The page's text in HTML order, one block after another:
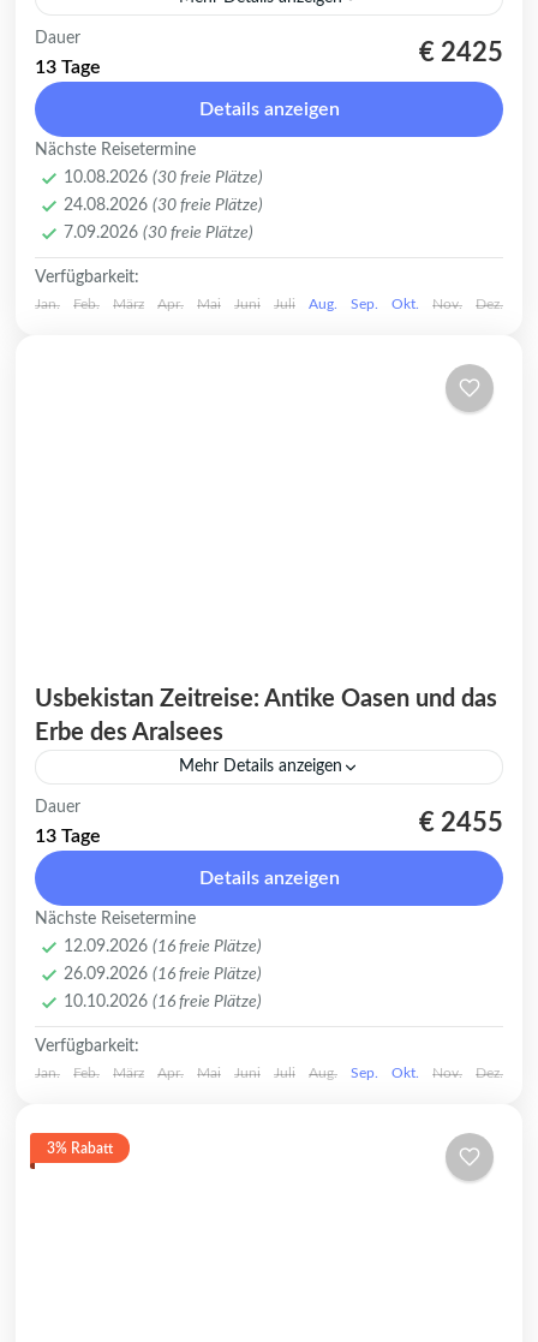
Usbekistan an der Seidenstraße: Eine
Reise durch Geschichte, Kultur und
atemberaubende Landschaften Entdecken
Sie die Schönheit und Faszination von
Usbekistan an der Seidenstraße auf einer...
Usbekistan,Buchara
Samarkand,Shahrisabz,
1-30 Plätze
Dauer
13 Tage
€ 2425
Details anzeigen
Nächste Reisetermine
10.08.2026 (30 freie Plätze)
24.08.2026 (30 freie Plätze)
7.09.2026 (30 freie Plätze)
Verfügbarkeit:
Jan. Feb. März Apr. Mai Juni Juli Aug. Sep. Okt. Nov. Dez.
Usbekistan Zeitreise: Antike Oasen und das
Erbe des Aralsees
Mehr Details anzeigen
Usbekistan Zeitreise: Antike Oasen und
die bewegende Geschichte des Aralsees
Begeben Sie sich auf eine
außergewöhnliche Usbekistan Rundreise,
die weit über die klassischen Pfade
hinausführt. Diese...
Usbekistan,Buchara
Taschkent
Leicht
1-16 Plätze
Dauer
13 Tage
€ 2455
Details anzeigen
Nächste Reisetermine
12.09.2026 (16 freie Plätze)
26.09.2026 (16 freie Plätze)
10.10.2026 (16 freie Plätze)
Verfügbarkeit:
Jan. Feb. März Apr. Mai Juni Juli Aug. Sep. Okt. Nov. Dez.
3% Rabatt